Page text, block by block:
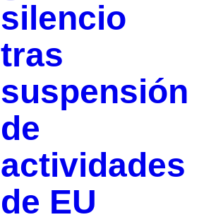
silencio
tras
suspensión
de
actividades
de EU